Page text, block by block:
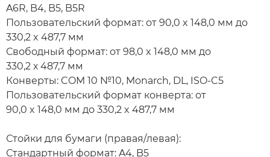
A6R, B4, B5, B5R
Пользовательский формат: от 90,0 x 148,0 мм до
330,2 x 487,7 мм
Свободный формат: от 98,0 x 148,0 мм до
330,2 х 487,7 мм
Конверты: COM 10 №10, Monarch, DL, ISO-C5
Пользовательский формат конверта: от
90,0 x 148,0 мм до 330,2 x 487,7 мм
Стойки для бумаги (правая/левая):
Стандартный формат: A4, B5